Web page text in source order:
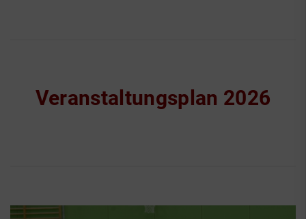
Veranstaltungsplan 2026